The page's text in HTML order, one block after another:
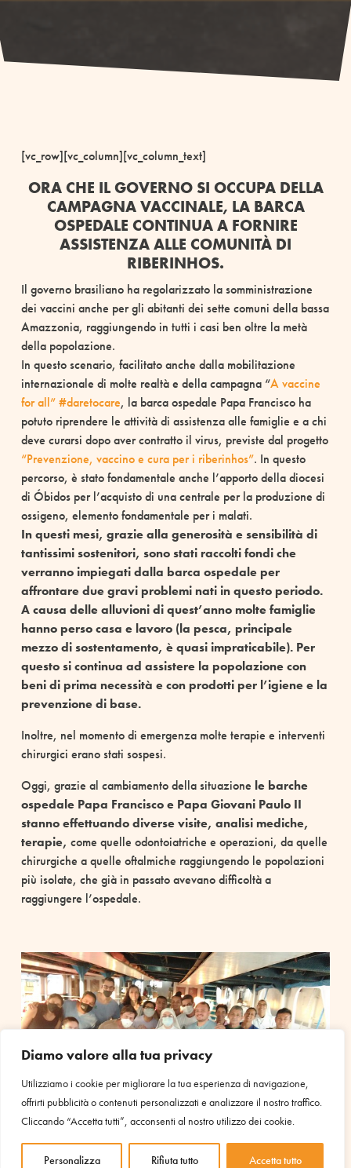
Diamo valore alla tua privacy
Utilizziamo i cookie per migliorare la tua esperienza di navigazione,
offrirti pubblicità o contenuti personalizzati e analizzare il nostro traffico.
Cliccando “Accetta tutti”, acconsenti al nostro utilizzo dei cookie.
Personalizza Rifiuta tutto Accetta tutto
[vc_row][vc_column][vc_column_text]
ORA CHE IL GOVERNO SI OCCUPA DELLA
CAMPAGNA VACCINALE, LA BARCA
OSPEDALE CONTINUA A FORNIRE
ASSISTENZA ALLE COMUNITÀ DI
RIBERINHOS.
Il governo brasiliano ha regolarizzato la somministrazione
dei vaccini anche per gli abitanti dei sette comuni della bassa
Amazzonia, raggiungendo in tutti i casi ben oltre la metà
della popolazione.
In questo scenario, facilitato anche dalla mobilitazione
internazionale di molte realtà e della campagna “A vaccine
for all” #daretocare, la barca ospedale Papa Francisco ha
potuto riprendere le attività di assistenza alle famiglie e a chi
deve curarsi dopo aver contratto il virus, previste dal progetto
“Prevenzione, vaccino e cura per i riberinhos”. In questo
percorso, è stato fondamentale anche l’apporto della diocesi
di Óbidos per l’acquisto di una centrale per la produzione di
ossigeno, elemento fondamentale per i malati.
In questi mesi, grazie alla generosità e sensibilità di
tantissimi sostenitori, sono stati raccolti fondi che
verranno impiegati dalla barca ospedale per
affrontare due gravi problemi nati in questo periodo.
A causa delle alluvioni di quest’anno molte famiglie
hanno perso casa e lavoro (la pesca, principale
mezzo di sostentamento, è quasi impraticabile). Per
questo si continua ad assistere la popolazione con
beni di prima necessità e con prodotti per l’igiene e la
prevenzione di base.
Inoltre, nel momento di emergenza molte terapie e interventi
chirurgici erano stati sospesi.
Oggi, grazie al cambiamento della situazione le barche
ospedale Papa Francisco e Papa Giovani Paulo II
stanno effettuando diverse visite, analisi mediche,
terapie, come quelle odontoiatriche e operazioni, da quelle
chirurgiche a quelle oftalmiche raggiungendo le popolazioni
più isolate, che già in passato avevano difficoltà a
raggiungere l’ospedale.